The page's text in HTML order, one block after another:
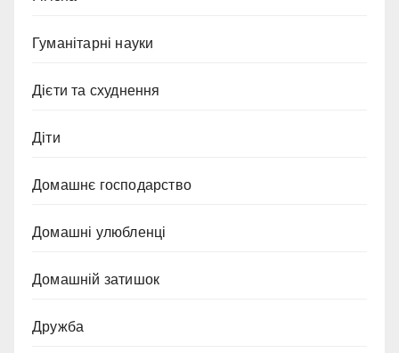
Гуманітарні науки
Дієти та схуднення
Діти
Домашнє господарство
Домашні улюбленці
Домашній затишок
Дружба